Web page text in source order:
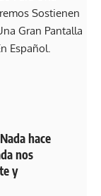
hace
nos
y